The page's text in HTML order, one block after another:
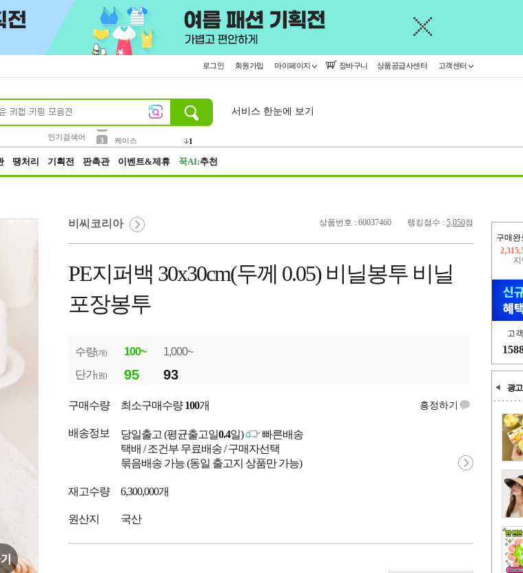
로그인 회원가입 마이페이지 장바구니 상품공급사센터 고객센터
인기검색어
3
케이스
1
서비스 한눈에 보기
땡처리 기획전 판촉관 이벤트&제휴 꾹AI:추천
구매완
고
광고
상품번호 : 60037460 랭킹점수 : 5,050점
비씨코리아
PE지퍼백 30x30cm(두께 0.05) 비닐봉투 비닐
포장봉투
수량(개) 100~
1,000~
단가(원) 95 93
구매수량 최소구매수량100개 흥정하기
배송정보 당일출고 (평균출고일0.4일)
빠른배송
택배 / 조건부 무료배송 / 구매자선택
묶음배송 가능 (동일 출고지 상품만 가능)
재고수량 6,300,000개
원산지 국산